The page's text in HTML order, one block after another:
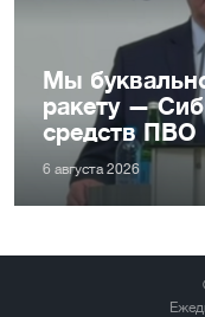
Мы
ракету —
средств ПВО
6 августа 2026